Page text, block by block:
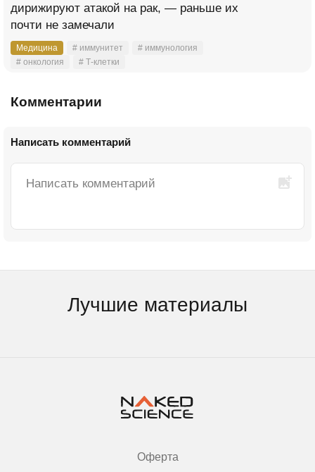
дирижируют атакой на рак, — раньше их
почти не замечали
Медицина # иммунитет
# иммунология
# онкология
# Т-клетки
Комментарии
Написать комментарий
Лучшие материалы
Оферта